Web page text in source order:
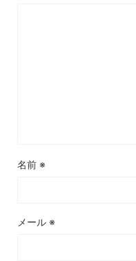
名前 ※
メール ※